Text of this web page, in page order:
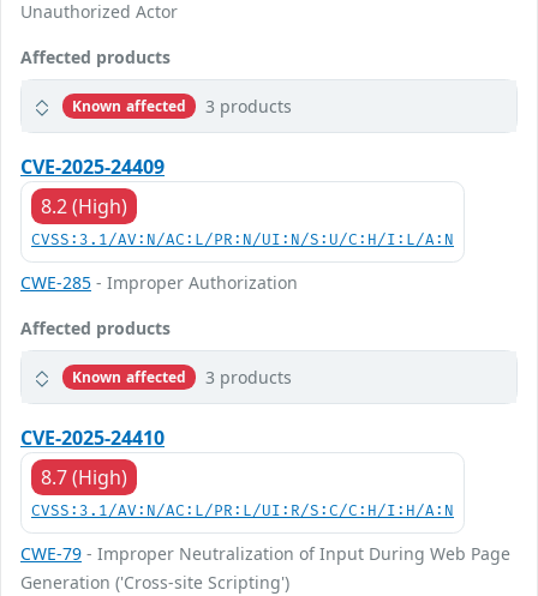
Unauthorized Actor
Affected products
Known affected 3 products
CVE-2025-24409
8.2 (High)
CVSS:3.1/AV:N/AC:L/PR:N/UI:N/S:U/C:H/I:L/A:N
CWE-285 - Improper Authorization
Affected products
Known affected 3 products
CVE-2025-24410
8.7 (High)
CVSS:3.1/AV:N/AC:L/PR:L/UI:R/S:C/C:H/I:H/A:N
CWE-79 - Improper Neutralization of Input During Web Page
Generation ('Cross-site Scripting')